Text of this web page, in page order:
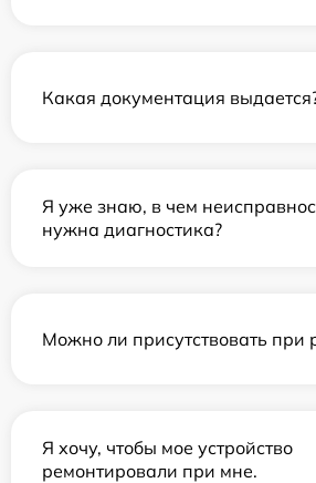
Какая документация
Я уже знаю, в чем
нужна диагностика?
Можно ли присутствовать при
Я хочу, чтобы мое устройство
ремонтировали при мне.